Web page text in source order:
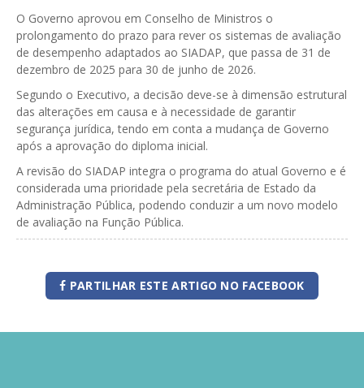
GESÁgua
GESCanídeo
GESCemitério
GESComunicação
GESContPública
GESDenúncia
GESDocumental
GESElevador
GESEstatística
GESFaturação
Custo da Chamada
Eliminar Conta
Isenção de IVA
Submeter SAFT
O Governo aprovou em Conselho de Ministros o
prolongamento do prazo para rever os sistemas de avaliação
de desempenho adaptados ao SIADAP, que passa de 31 de
dezembro de 2025 para 30 de junho de 2026.
Segundo o Executivo, a decisão deve-se à dimensão estrutural
das alterações em causa e à necessidade de garantir
segurança jurídica, tendo em conta a mudança de Governo
após a aprovação do diploma inicial.
A revisão do SIADAP integra o programa do atual Governo e é
considerada uma prioridade pela secretária de Estado da
Administração Pública, podendo conduzir a um novo modelo
de avaliação na Função Pública.
PARTILHAR ESTE ARTIGO NO FACEBOOK